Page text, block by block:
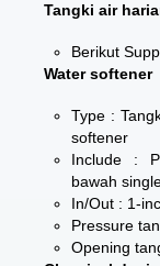
Tangki air
Berikut
Water softener
Type :
softener
Include :
bawah
In/Out : 1-
Pressure
Opening